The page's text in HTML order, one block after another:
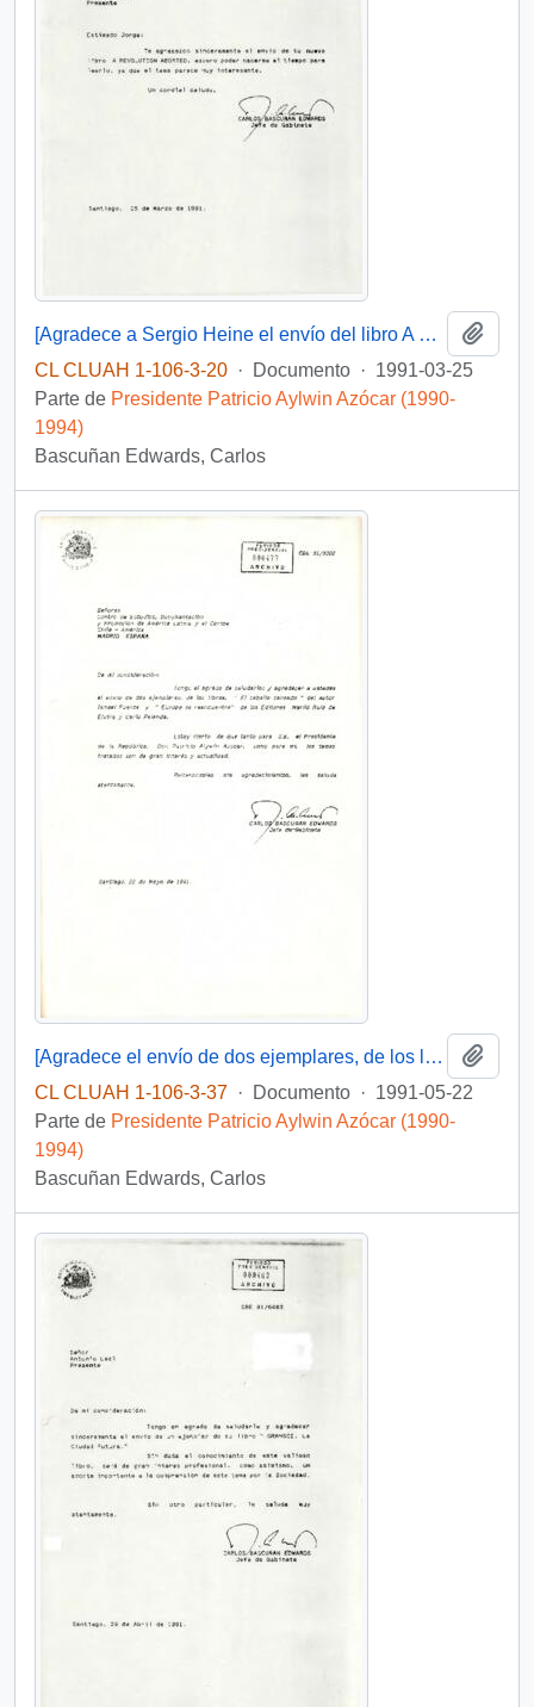
[Agradece a Sergio Heine el envío del libro A Revolution Aborted]
CL CLUAH 1-106-3-20 · Documento · 1991-03-25
Parte de Presidente Patricio Aylwin Azócar (1990-
1994)
Bascuñan Edwards, Carlos
[Agradece el envío de dos ejemplares, de los libros, " El caballo cansado " del autor Ismael Fuente y " Europa se reencuentra" de los Editores Manió Ruiz de Elvira y Carlo Pelanda]
CL CLUAH 1-106-3-37 · Documento · 1991-05-22
Parte de Presidente Patricio Aylwin Azócar (1990-
1994)
Bascuñan Edwards, Carlos